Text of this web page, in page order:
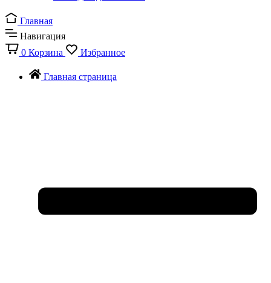
Главная
Навигация
0 Корзина Избранное
Главная страница